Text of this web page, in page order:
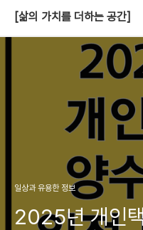
[삶의 가치를 더하는 공간]
일상과 유용한 정보
2025년 개인